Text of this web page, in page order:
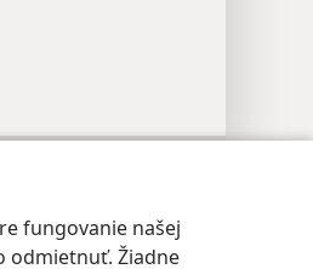
fungovanie našej
odmietnuť. Žiadne